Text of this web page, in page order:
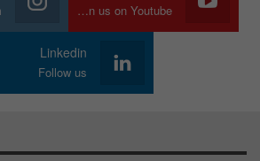
Join us on Youtube
Linkedin
Follow us